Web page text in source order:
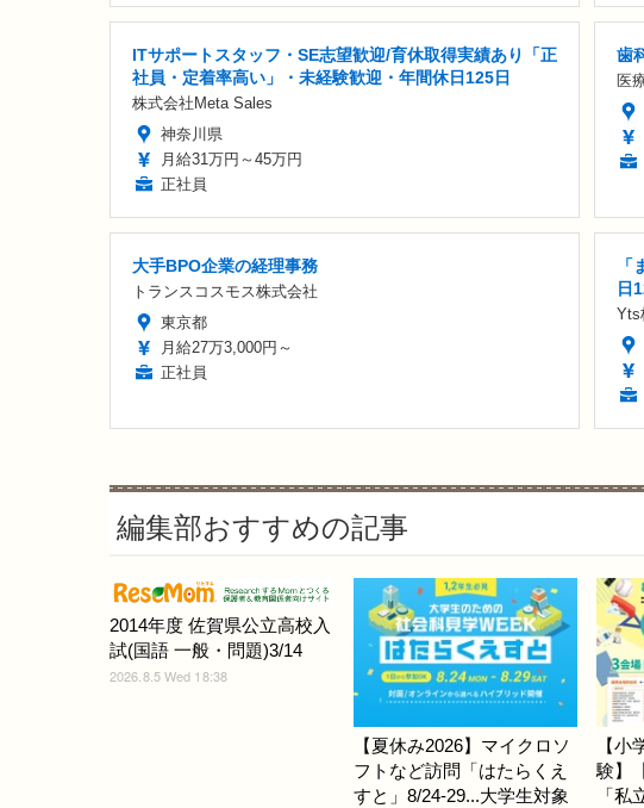
ITサポートスタッフ・SE志望歓迎/育休取得実績あり「正
社員・定着率高い」・未経験歓迎・年間休日125日
株式会社Meta Sales
神奈川県
月給31万円～45万円
正社員
歯
医
大手BPO企業の経理事務
トランスコスモス株式会社
東京都
月給27万3,000円～
正社員
日
Yts
編集部おすすめの記事
2014年度 佐賀県公立高校入
試(国語 一般・問題)3/14
2026.8.5 Wed 18:38
【夏休み2026】マイクロソ
フトなど訪問「はたらくえ
すと」8/24-29...大学生対象
【小
験】
「私